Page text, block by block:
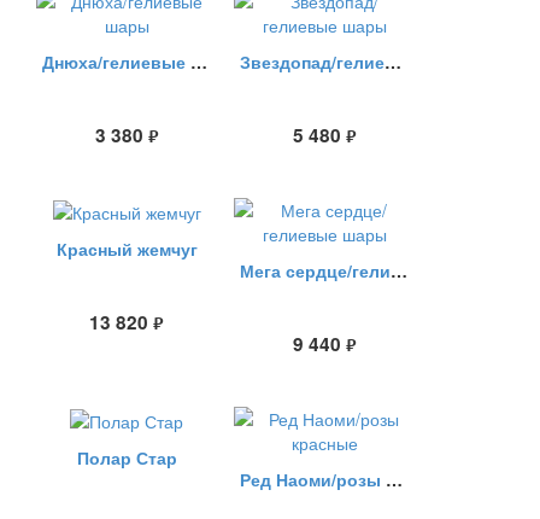
Днюха/гелиевые шары
3 380 руб.
Звездопад/гелиевые шары
5 480 руб.
Красный жемчуг
13 820 руб.
Мега сердце/гелиевые шары
9 440 руб.
Полар Стар
Ред Наоми/розы красные